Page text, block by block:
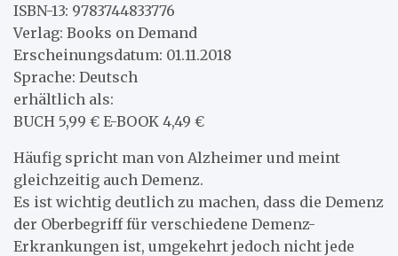
ISBN-13: 9783744833776
Verlag: Books on Demand
Erscheinungsdatum: 01.11.2018
Sprache: Deutsch
erhältlich als:
BUCH 5,99 € E-BOOK 4,49 €
Häufig spricht man von Alzheimer und meint
gleichzeitig auch Demenz.
Es ist wichtig deutlich zu machen, dass die Demenz
der Oberbegriff für verschiedene Demenz-
Erkrankungen ist, umgekehrt jedoch nicht jede